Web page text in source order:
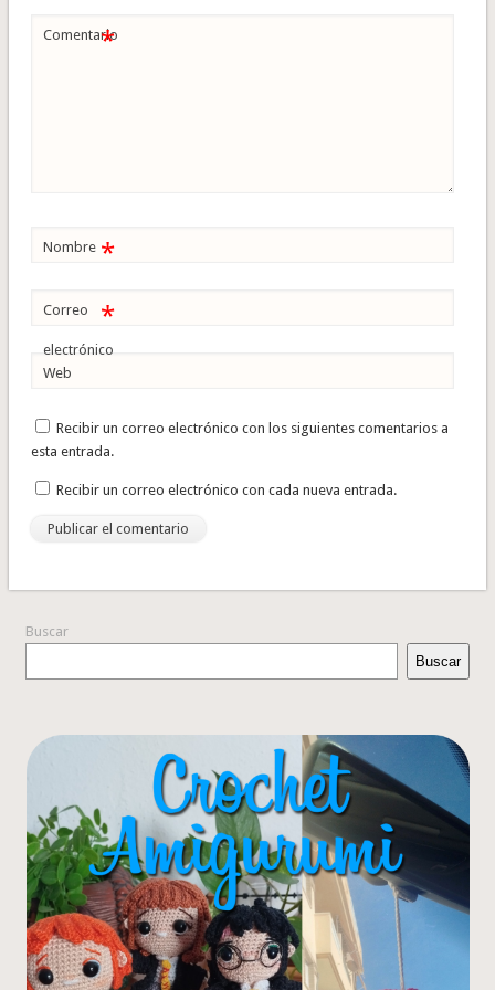
Comentario
*
Nombre *
Correo
electrónico
*
Web
Recibir un correo electrónico con los siguientes comentarios a
esta entrada.
Recibir un correo electrónico con cada nueva entrada.
Buscar
Buscar